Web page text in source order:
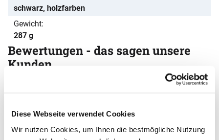
Diese Webseite verwendet Cookies
Wir nutzen Cookies, um Ihnen die bestmögliche Nutzung
schwarz, holzfarben
Gewicht
287 g
Bewertungen - das sagen unsere
Kunden
Kaufentscheidung
Kreidetafel Tischaufsteller 15 cm